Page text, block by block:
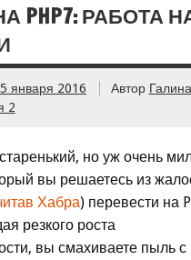
PHP7: РАБОТА
января 2016 Автор
2
но уж очень
вы решаетесь из
Хабра) перевести на
резкого роста
вы смахиваете пыль с